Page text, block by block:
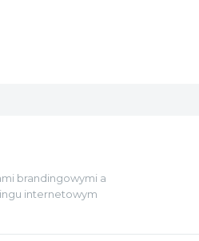
brandingowymi a
internetowym